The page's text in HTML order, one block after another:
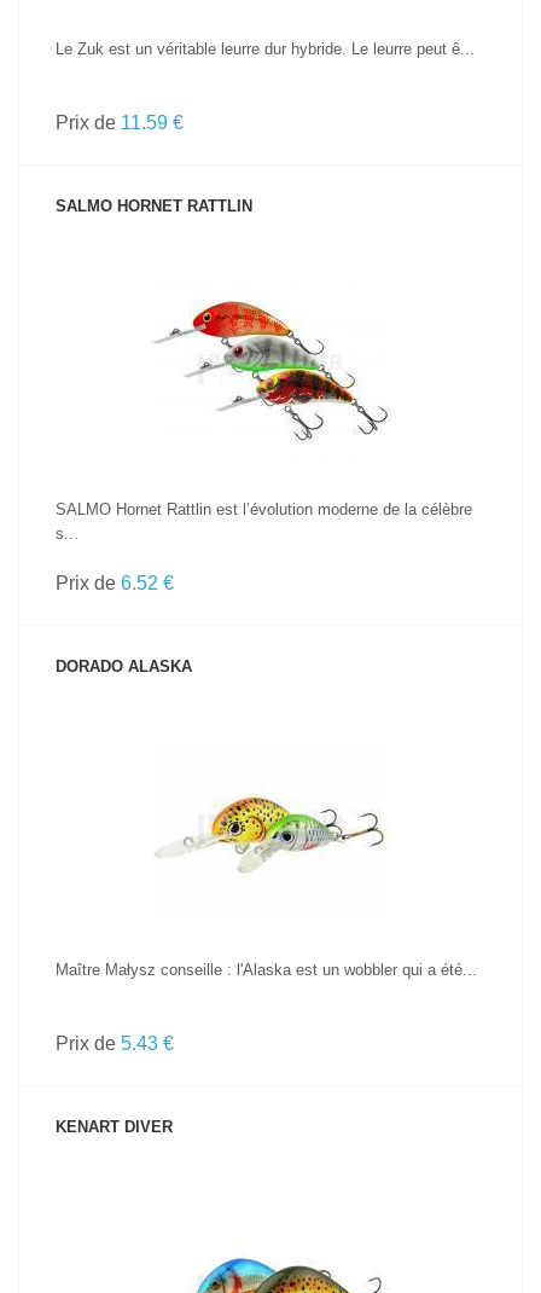
Le Zuk est un véritable leurre dur hybride. Le leurre peut ê...
Prix de 11.59 €
SALMO HORNET RATTLIN
VOIR LE PRODUIT
SALMO Hornet Rattlin est l’évolution moderne de la célèbre
s...
Prix de 6.52 €
DORADO ALASKA
Maître Małysz conseille : l'Alaska est un wobbler qui a été...
Prix de 5.43 €
KENART DIVER